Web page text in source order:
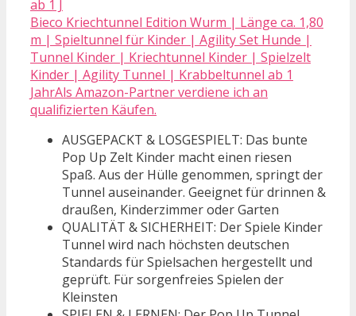
Bieco Kriechtunnel Edition Wurm | Länge ca. 1,80
m | Spieltunnel für Kinder | Agility Set Hunde |
Tunnel Kinder | Kriechtunnel Kinder | Spielzelt
Kinder | Agility Tunnel | Krabbeltunnel ab 1
JahrAls Amazon-Partner verdiene ich an
qualifizierten Käufen.
AUSGEPACKT & LOSGESPIELT: Das bunte
Pop Up Zelt Kinder macht einen riesen
Spaß. Aus der Hülle genommen, springt der
Tunnel auseinander. Geeignet für drinnen &
draußen, Kinderzimmer oder Garten
QUALITÄT & SICHERHEIT: Der Spiele Kinder
Tunnel wird nach höchsten deutschen
Standards für Spielsachen hergestellt und
geprüft. Für sorgenfreies Spielen der
Kleinsten